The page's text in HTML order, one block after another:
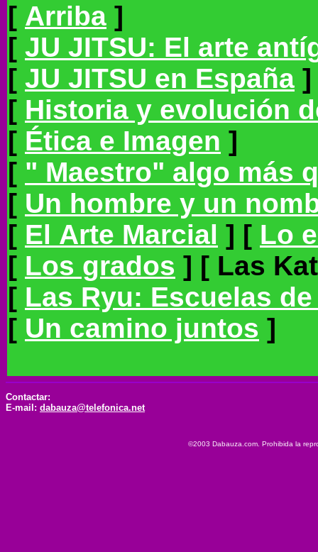
[ Arriba ]
[ JU JITSU: El arte
[ JU JITSU en España ]
[ Historia y evolución
[ Ética e Imagen ]
[ " Maestro" algo más
[ Un hombre y un
[ El Arte Marcial ] [ Lo
[ Los grados ] [ Las
[ Las Ryu: Escuelas
[ Un camino juntos ]
Contactar:
E-mail: dabauza@telefonica.net
©2003 Dabauza.com. Prohibida la